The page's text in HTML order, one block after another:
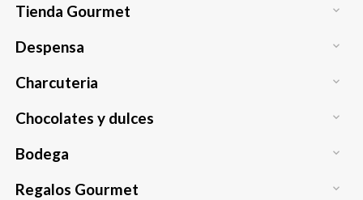
Tienda Gourmet 
Despensa 
Charcuteria 
Chocolates y dulces 
Bodega 
Regalos Gourmet 